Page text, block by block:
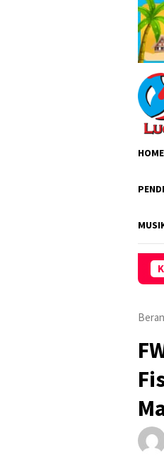
HOME
dan Kedisiplinan Calon